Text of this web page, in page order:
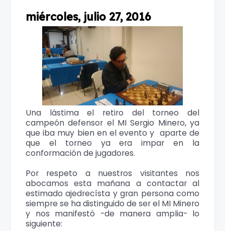
miércoles, julio 27, 2016
Una lástima el retiro del torneo del
campeón defensor el MI Sergio Minero, ya
que iba muy bien en el evento y aparte de
que el torneo ya era impar en la
conformación de jugadores.
Por respeto a nuestros visitantes nos
abocamos esta mañana a contactar al
estimado ajedrecísta y gran persona como
siempre se ha distinguido de ser el MI Minero
y nos manifestó -de manera amplia- lo
siguiente: